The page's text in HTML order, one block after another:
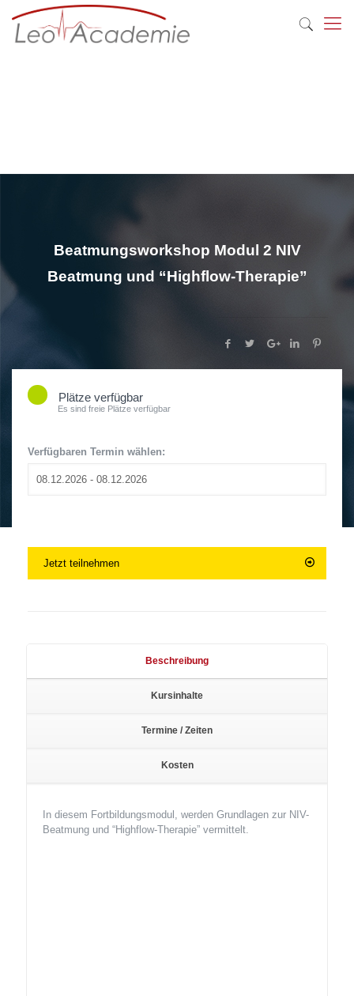
Beatmungsworkshop Modul 2 NIV
Beatmung und “Highflow-Therapie”
Plätze verfügbar
Es sind freie Plätze verfügbar
Verfügbaren Termin wählen:
Jetzt teilnehmen
Beschreibung
Kursinhalte
Termine / Zeiten
Kosten
In diesem Fortbildungsmodul, werden Grundlagen zur NIV-
Beatmung und “Highflow-Therapie” vermittelt.